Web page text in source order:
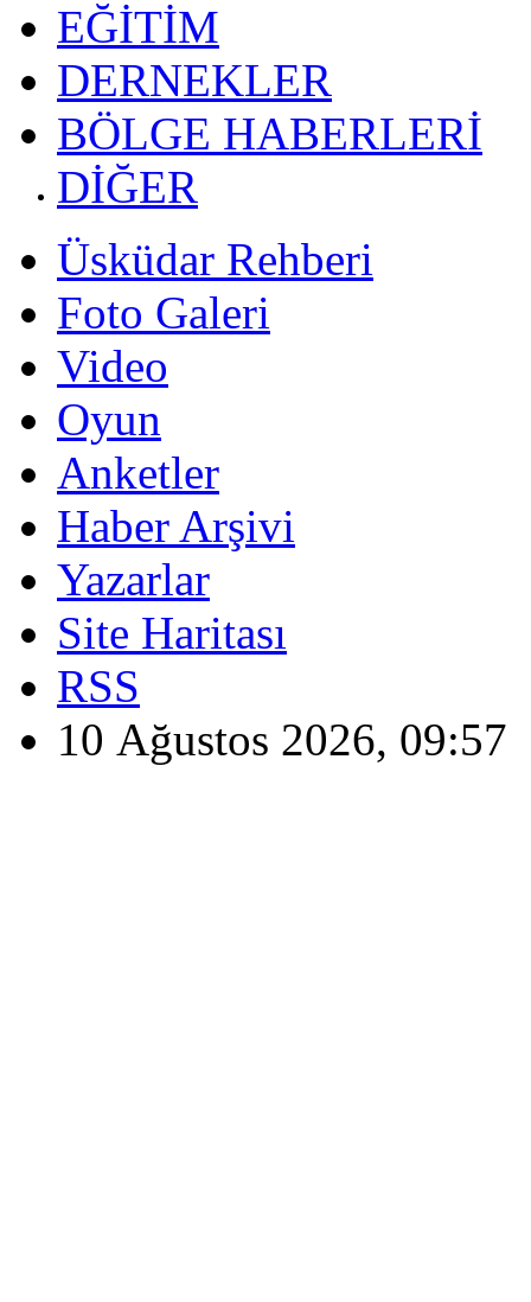
EĞİTİM
DERNEKLER
BÖLGE HABERLERİ
DİĞER
Üsküdar Rehberi
Foto Galeri
Video
Oyun
Anketler
Haber Arşivi
Yazarlar
Site Haritası
RSS
10 Ağustos 2026, 09:57